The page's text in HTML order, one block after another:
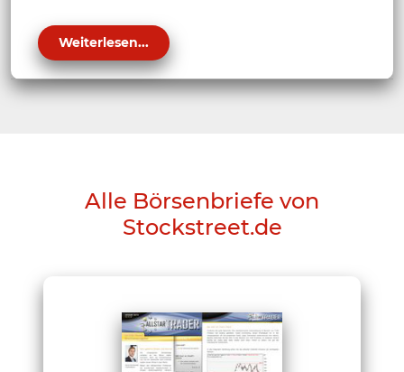
Weiterlesen...
Alle Börsenbriefe von
Stockstreet.de